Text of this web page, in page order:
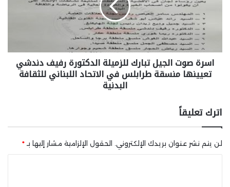
اسرة صوت الجيل تبارك للزميلة الدكتورة رفيف دندشي
تعيينها منسقة طرابلس في الاتحاد اللبناني للثقافة
البدنية
اترك تعليقاً
لن يتم نشر عنوان بريدك الإلكتروني. الحقول الإلزامية مشار إليها بـ*